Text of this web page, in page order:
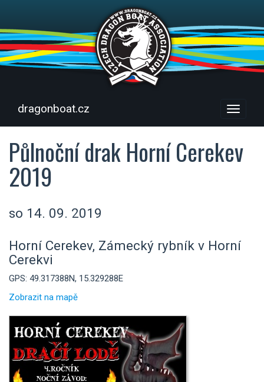
Menu
dragonboat.cz
Půlnoční drak Horní Cerekev
2019
so 14. 09. 2019
Horní Cerekev, Zámecký rybník v Horní
Cerekvi
GPS: 49.317388N, 15.329288E
Zobrazit na mapě